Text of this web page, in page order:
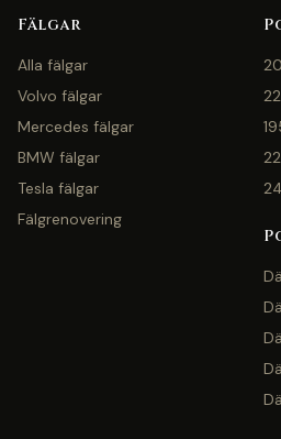
Fälgar
Alla fälgar
Volvo fälgar
Mercedes fälgar
BMW fälgar
Tesla fälgar
Fälgrenovering